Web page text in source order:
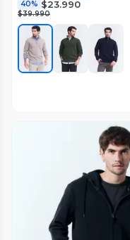
40% $23.990
$39.990